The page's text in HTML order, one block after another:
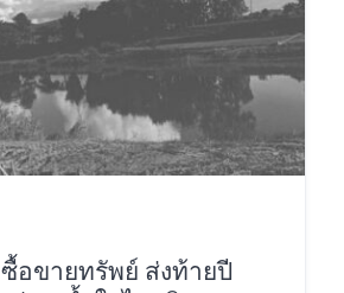
ซื้อขายทรัพย์ ส่งท้ายปี